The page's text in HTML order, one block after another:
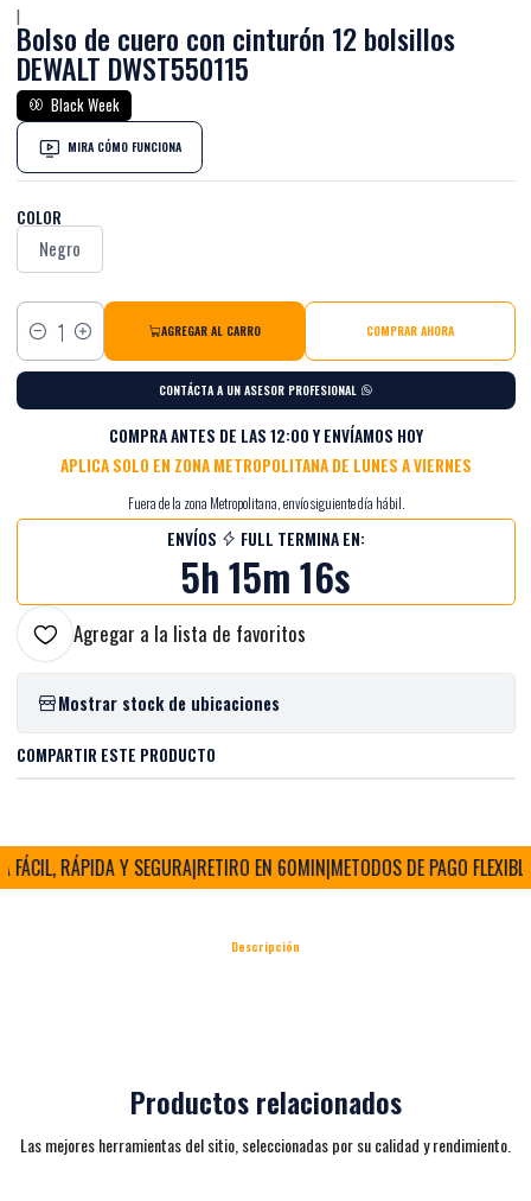
|
Bolso de cuero con cinturón 12 bolsillos
DEWALT DWST550115
Black Week
MIRA CÓMO FUNCIONA
COLOR
Negro
Cantidad
AGREGAR AL CARRO COMPRAR AHORA
CONTÁCTA A UN ASESOR PROFESIONAL
COMPRA ANTES DE LAS 12:00 Y ENVÍAMOS HOY
APLICA SOLO EN ZONA METROPOLITANA DE LUNES A VIERNES
Fuera de la zona Metropolitana, envío siguiente día hábil.
ENVÍOS FULL TERMINA EN:
5h 15m 15s
Agregar a la lista de favoritos
Mostrar stock de ubicaciones
COMPARTIR ESTE PRODUCTO
RÁPIDA Y SEGURA|RETIRO EN 60MIN|METODOS DE PAGO FLEXIBLES
Descripción
Productos relacionados
Las mejores herramientas del sitio, seleccionadas por su calidad y rendimiento.